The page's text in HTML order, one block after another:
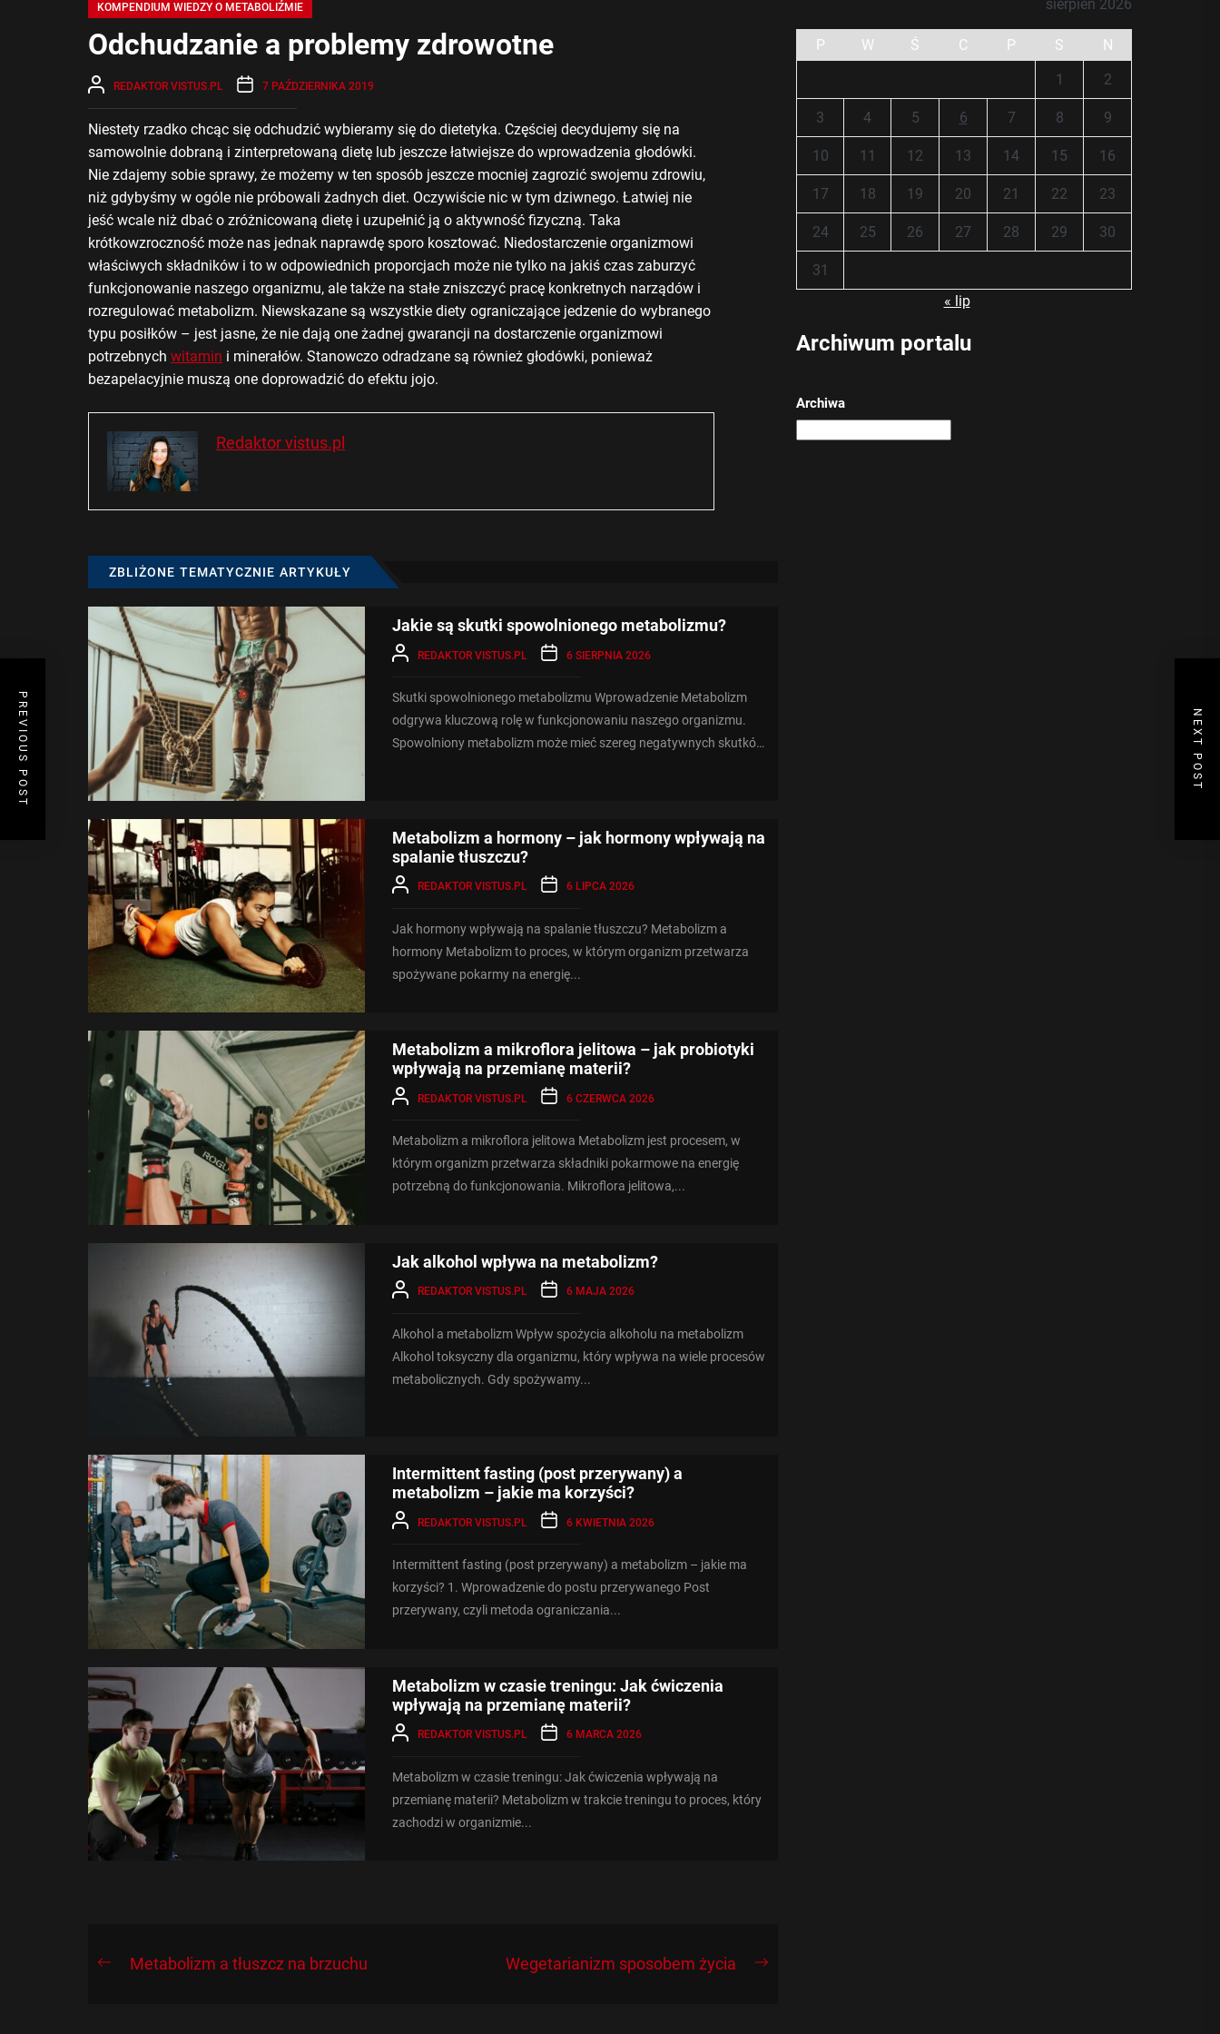
KOMPENDIUM WIEDZY O METABOLIŹMIE
Odchudzanie a problemy zdrowotne
REDAKTOR VISTUS.PL 7 PAŹDZIERNIKA 2019
Niestety rzadko chcąc się odchudzić wybieramy się do dietetyka. Częściej decydujemy się na
samowolnie dobraną i zinterpretowaną dietę lub jeszcze łatwiejsze do wprowadzenia głodówki.
Nie zdajemy sobie sprawy, że możemy w ten sposób jeszcze mocniej zagrozić swojemu zdrowiu,
niż gdybyśmy w ogóle nie próbowali żadnych diet. Oczywiście nic w tym dziwnego. Łatwiej nie
jeść wcale niż dbać o zróżnicowaną dietę i uzupełnić ją o aktywność fizyczną. Taka
krótkowzroczność może nas jednak naprawdę sporo kosztować. Niedostarczenie organizmowi
właściwych składników i to w odpowiednich proporcjach może nie tylko na jakiś czas zaburzyć
funkcjonowanie naszego organizmu, ale także na stałe zniszczyć pracę konkretnych narządów i
rozregulować metabolizm. Niewskazane są wszystkie diety ograniczające jedzenie do wybranego
typu posiłków – jest jasne, że nie dają one żadnej gwarancji na dostarczenie organizmowi
potrzebnych witamin i minerałów. Stanowczo odradzane są również głodówki, ponieważ
bezapelacyjnie muszą one doprowadzić do efektu jojo.
Redaktor vistus.pl
PREVIOUS POST NEXT POST
ZBLIŻONE TEMATYCZNIE ARTYKUŁY
Jakie są skutki spowolnionego metabolizmu?
REDAKTOR VISTUS.PL 6 SIERPNIA 2026
Skutki spowolnionego metabolizmu Wprowadzenie Metabolizm
odgrywa kluczową rolę w funkcjonowaniu naszego organizmu.
Spowolniony metabolizm może mieć szereg negatywnych skutków
Metabolizm a hormony – jak hormony wpływają na
spalanie tłuszczu?
REDAKTOR VISTUS.PL 6 LIPCA 2026
Jak hormony wpływają na spalanie tłuszczu? Metabolizm a
hormony Metabolizm to proces, w którym organizm przetwarza
spożywane pokarmy na energię...
Metabolizm a mikroflora jelitowa – jak probiotyki
wpływają na przemianę materii?
REDAKTOR VISTUS.PL 6 CZERWCA 2026
Metabolizm a mikroflora jelitowa Metabolizm jest procesem, w
którym organizm przetwarza składniki pokarmowe na energię
potrzebną do funkcjonowania. Mikroflora jelitowa,...
Jak alkohol wpływa na metabolizm?
REDAKTOR VISTUS.PL 6 MAJA 2026
Alkohol a metabolizm Wpływ spożycia alkoholu na metabolizm
Alkohol toksyczny dla organizmu, który wpływa na wiele procesów
metabolicznych. Gdy spożywamy...
Intermittent fasting (post przerywany) a
metabolizm – jakie ma korzyści?
REDAKTOR VISTUS.PL 6 KWIETNIA 2026
Intermittent fasting (post przerywany) a metabolizm – jakie ma
korzyści? 1. Wprowadzenie do postu przerywanego Post
przerywany, czyli metoda ograniczania...
Metabolizm w czasie treningu: Jak ćwiczenia
wpływają na przemianę materii?
REDAKTOR VISTUS.PL 6 MARCA 2026
Metabolizm w czasie treningu: Jak ćwiczenia wpływają na
przemianę materii? Metabolizm w trakcie treningu to proces, który
zachodzi w organizmie...
Nawigacja
Previous
Metabolizm a tłuszcz na brzuchu Wegetarianizm sposobem życia
sierpień 2026
P W Ś C P S
N
1
2
3 4 5 6 7 8 9
10 11 12 13 14 15 16
17 18 19 20 21 22 23
24 25 26 27 28 29 30
31
« lip
Archiwum portalu
Archiwa